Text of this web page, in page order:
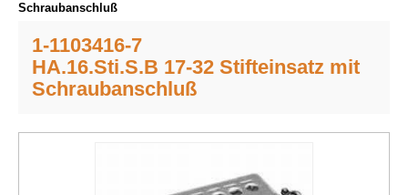
Schraubanschluß
1-1103416-7
HA.16.Sti.S.B 17-32 Stifteinsatz mit
Schraubanschluß